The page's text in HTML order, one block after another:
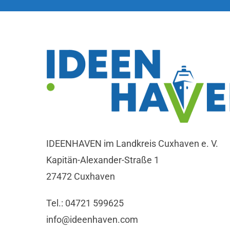
IDEENHAVEN im Landkreis Cuxhaven e. V.
Kapitän-Alexander-Straße 1
27472 Cuxhaven
Tel.: 04721 599625
info@ideenhaven.com